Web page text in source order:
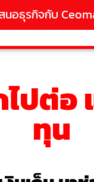
นอธุรกิจกับ
ปต่อ
ทุน